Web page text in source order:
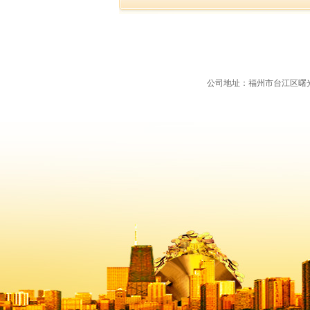
公司地址：福州市台江区